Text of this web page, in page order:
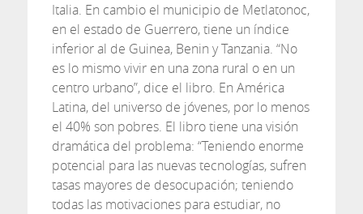
Italia. En cambio el municipio de Metlatonoc,
en el estado de Guerrero, tiene un índice
inferior al de Guinea, Benin y Tanzania. “No
es lo mismo vivir en una zona rural o en un
centro urbano”, dice el libro. En América
Latina, del universo de jóvenes, por lo menos
el 40% son pobres. El libro tiene una visión
dramática del problema: “Teniendo enorme
potencial para las nuevas tecnologías, sufren
tasas mayores de desocupación; teniendo
todas las motivaciones para estudiar, no